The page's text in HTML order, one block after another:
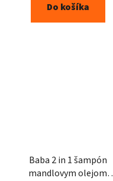
Do košíka
Baba 2 in 1 šampón
mandlovym olejom